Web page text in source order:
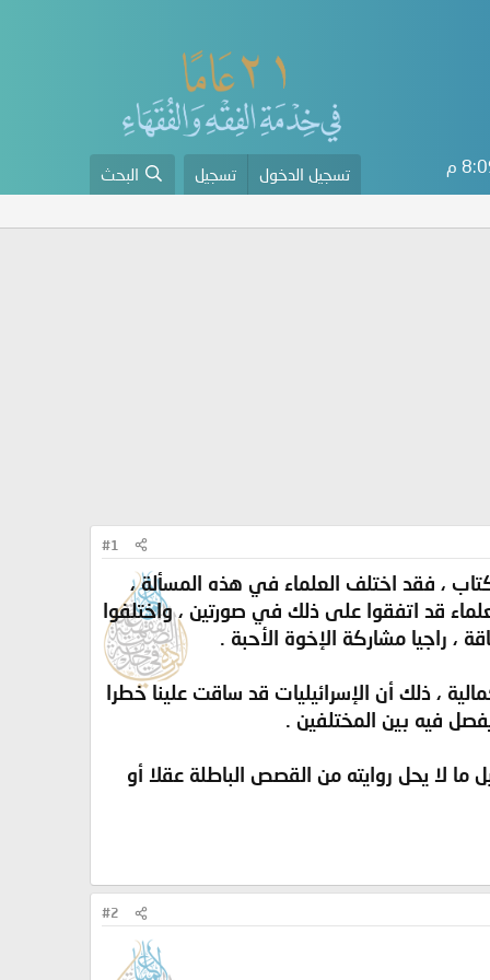
م تسجيل الدخول تسجيل البحث
#1
، فقد اختلف العلماء في هذه المسألة ،
قد اتفقوا على ذلك في صورتين ، واختلفوا
، راجيا مشاركة الإخوة الأحبة .
، ذلك أن الإسرائيليات قد ساقت علينا خطرا
فيه بين المختلفين .
لا يحل روايته من القصص الباطلة عقلا أو
#2